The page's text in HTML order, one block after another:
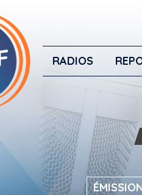
RADIOS